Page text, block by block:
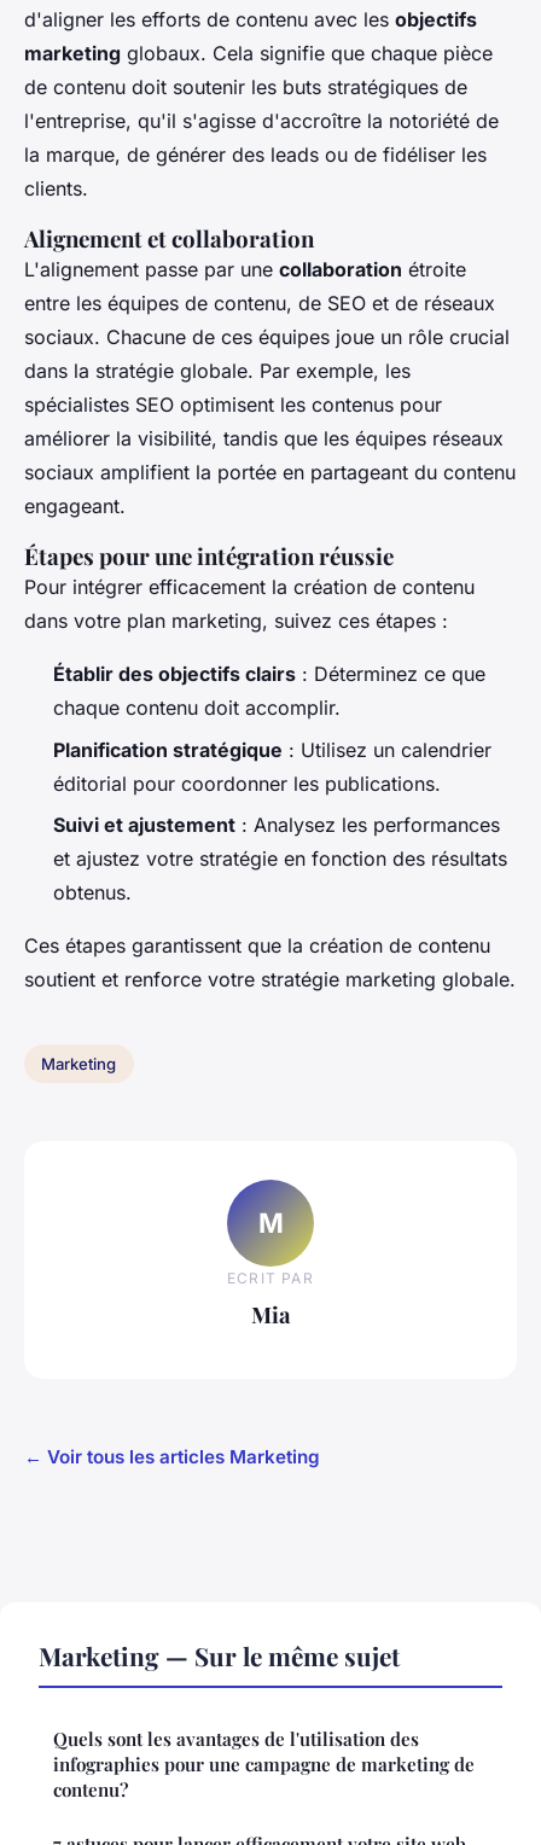
d'aligner les efforts de contenu avec les objectifs
marketing globaux. Cela signifie que chaque pièce
de contenu doit soutenir les buts stratégiques de
l'entreprise, qu'il s'agisse d'accroître la notoriété de
la marque, de générer des leads ou de fidéliser les
clients.
Alignement et collaboration
L'alignement passe par une collaboration étroite
entre les équipes de contenu, de SEO et de réseaux
sociaux. Chacune de ces équipes joue un rôle crucial
dans la stratégie globale. Par exemple, les
spécialistes SEO optimisent les contenus pour
améliorer la visibilité, tandis que les équipes réseaux
sociaux amplifient la portée en partageant du contenu
engageant.
Étapes pour une intégration réussie
Pour intégrer efficacement la création de contenu
dans votre plan marketing, suivez ces étapes :
Établir des objectifs clairs : Déterminez ce que
chaque contenu doit accomplir.
Planification stratégique : Utilisez un calendrier
éditorial pour coordonner les publications.
Suivi et ajustement : Analysez les performances
et ajustez votre stratégie en fonction des résultats
obtenus.
Ces étapes garantissent que la création de contenu
soutient et renforce votre stratégie marketing globale.
Marketing
M
ECRIT PAR
Mia
← Voir tous les articles Marketing
Marketing — Sur le même sujet
Quels sont les avantages de l'utilisation des
infographies pour une campagne de marketing de
contenu?